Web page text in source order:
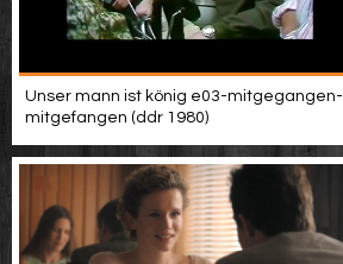
Unser mann ist könig e03-mitgegangen-
mitgefangen (ddr 1980)